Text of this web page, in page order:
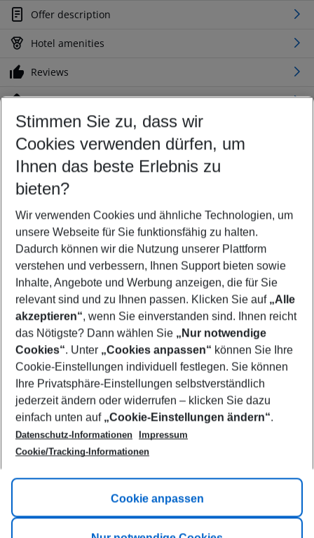
Offer description
Hotel amenities
Reviews
Location
Customize your offer
Find the perfect deal which suits your best
Your departure airport
Any airport
Select your date range
11/08/26–09/08/27 5-8 nights
Who will travel
2 adults No children
Show more filter
Footer
Footer navigation
Title A
Link A
Stimmen Sie zu, dass wir
Cookies verwenden dürfen, um
Ihnen das beste Erlebnis zu
bieten?
Wir verwenden Cookies und ähnliche Technologien, um
unsere Webseite für Sie funktionsfähig zu halten.
Dadurch können wir die Nutzung unserer Plattform
verstehen und verbessern, Ihnen Support bieten sowie
Inhalte, Angebote und Werbung anzeigen, die für Sie
relevant sind und zu Ihnen passen. Klicken Sie auf „Alle
akzeptieren“, wenn Sie einverstanden sind. Ihnen reicht
das Nötigste? Dann wählen Sie „Nur notwendige
Cookies“. Unter „Cookies anpassen“ können Sie Ihre
Cookie-Einstellungen individuell festlegen. Sie können
Ihre Privatsphäre-Einstellungen selbstverständlich
jederzeit ändern oder widerrufen – klicken Sie dazu
einfach unten auf „Cookie-Einstellungen ändern“.
Datenschutz-Informationen
Impressum
Cookie/Tracking-Informationen
Cookie anpassen